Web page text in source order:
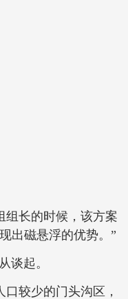
长的时候，该方案
出磁悬浮的优势。”
谈起。
较少的门头沟区，